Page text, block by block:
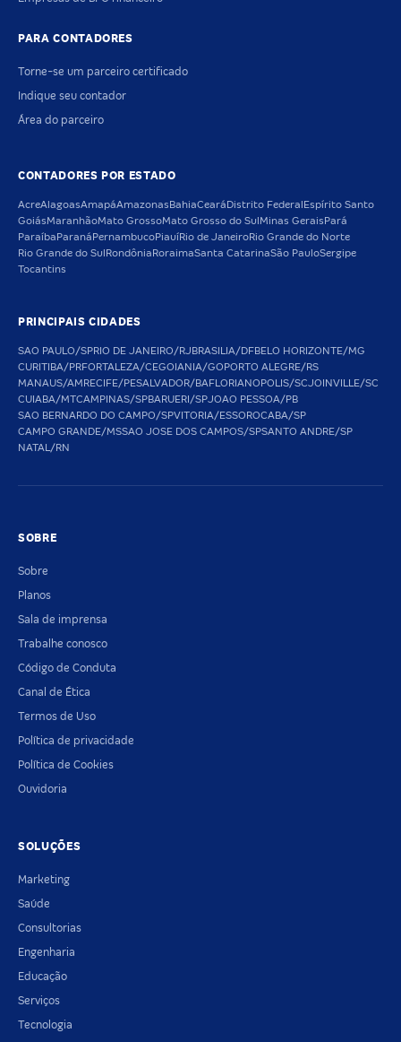
PARA CONTADORES
Torne-se um parceiro certificado
Indique seu contador
Área do parceiro
CONTADORES POR ESTADO
AcreAlagoasAmapáAmazonas BahiaCeará Distrito Federal Espírito Santo
GoiásMaranhãoMato GrossoMato Grosso do Sul Minas Gerais Pará
Paraíba Paraná PernambucoPiauíRio de JaneiroRio Grande do Norte
Rio Grande do Sul Rondônia RoraimaSanta CatarinaSão PauloSergipe
Tocantins
PRINCIPAIS CIDADES
SAO PAULO/SPRIO DE JANEIRO/RJBRASILIA/DFBELO HORIZONTE/MG
CURITIBA/PRFORTALEZA/CEGOIANIA/GOPORTO ALEGRE/RS
MANAUS/AMRECIFE/PESALVADOR/BAFLORIANOPOLIS/SCJOINVILLE/SC
CUIABA/MTCAMPINAS/SPBARUERI/SPJOAO PESSOA/PB
SAO BERNARDO DO CAMPO/SPVITORIA/ESSOROCABA/SP
CAMPO GRANDE/MSSAO JOSE DOS CAMPOS/SPSANTO ANDRE/SP
NATAL/RN
SOBRE
Sobre
Planos
Sala de imprensa
Trabalhe conosco
Código de Conduta
Canal de Ética
Termos de Uso
Política de privacidade
Política de Cookies
Ouvidoria
SOLUÇÕES
Marketing
Saúde
Consultorias
Engenharia
Educação
Serviços
Tecnologia